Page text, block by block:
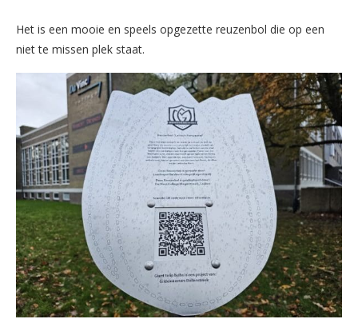
Het is een mooie en speels opgezette reuzenbol die op een
niet te missen plek staat.